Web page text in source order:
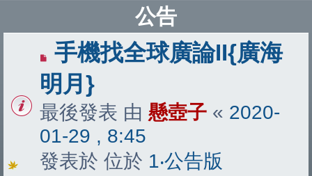
公告
手機找全球廣論II{廣海
明月}
最後發表 由 懸壺子 « 2020-
01-29 , 8:45
發表於 位於 1‧公告版